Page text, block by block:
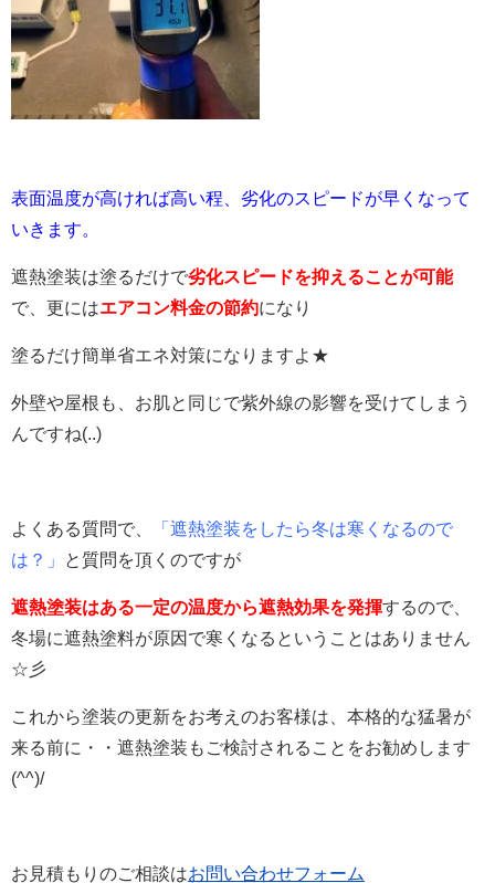
表面温度が高ければ高い程、劣化のスピードが早くなって
いきます。
遮熱塗装は塗るだけで劣化スピードを抑えることが可能
で、更にはエアコン料金の節約になり
塗るだけ簡単省エネ対策になりますよ★
外壁や屋根も、お肌と同じで紫外線の影響を受けてしまう
んですね(..)
よくある質問で、
「遮熱塗装をしたら冬は寒くなるので
は？」
と質問を頂くのですが
遮熱塗装はある一定の温度から遮熱効果を発揮するので、
冬場に遮熱塗料が原因で寒くなるということはありません
☆彡
これから塗装の更新をお考えのお客様は、本格的な猛暑が
来る前に・・遮熱塗装もご検討されることをお勧めします
(^^)/
お見積もりのご相談はお問い合わせフォーム